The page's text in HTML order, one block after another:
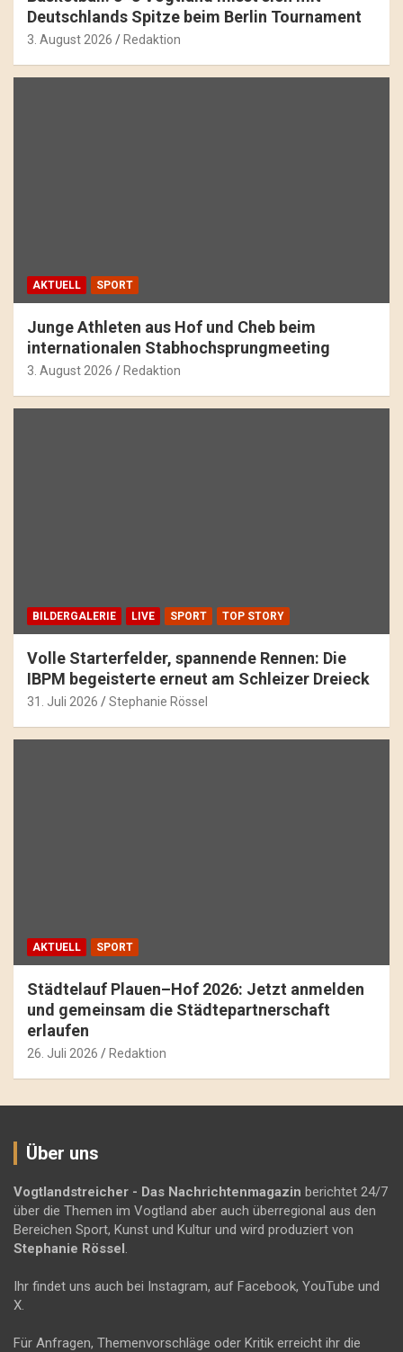
Deutschlands Spitze beim Berlin Tournament
3. August 2026 Redaktion
AKTUELL SPORT
Junge Athleten aus Hof und Cheb beim
internationalen Stabhochsprungmeeting
3. August 2026 Redaktion
BILDERGALERIE LIVE SPORT TOP STORY
Volle Starterfelder, spannende Rennen: Die
IBPM begeisterte erneut am Schleizer Dreieck
31. Juli 2026 Stephanie Rössel
AKTUELL SPORT
Städtelauf Plauen–Hof 2026: Jetzt anmelden
und gemeinsam die Städtepartnerschaft
erlaufen
26. Juli 2026 Redaktion
Über uns
Vogtlandstreicher - Das Nachrichtenmagazin berichtet 24/7
über die Themen im Vogtland aber auch überregional aus den
Bereichen Sport, Kunst und Kultur und wird produziert von
Stephanie Rössel.
Ihr findet uns auch bei Instagram, auf Facebook, YouTube und
X.
Für Anfragen, Themenvorschläge oder Kritik erreicht ihr die